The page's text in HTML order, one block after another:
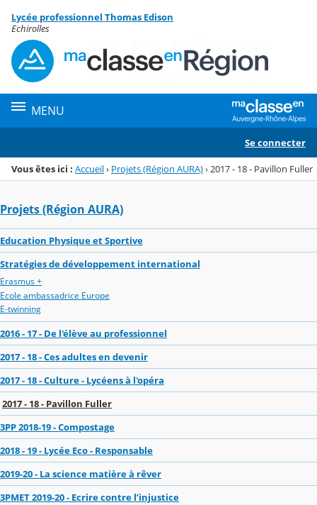
Menu de la rubrique
Contenu
Lycée professionnel Thomas Edison
Echirolles
MENU
Se connecter
Vous êtes ici : Accueil› Projets (Région AURA)› 2017 - 18 - Pavillon Fuller
Projets (Région AURA)
Education Physique et Sportive
Stratégies de développement international
Erasmus +
Ecole ambassadrice Europe
E-twinning
2016 - 17 - De l'élève au professionnel
2017 - 18 - Ces adultes en devenir
2017 - 18 - Culture - Lycéens à l'opéra
2017 - 18 - Pavillon Fuller
3PP 2018-19 - Compostage
2018 - 19 - Lycée Eco - Responsable
2019-20 - La science matière à rêver
3PMET 2019-20 - Ecrire contre l’injustice